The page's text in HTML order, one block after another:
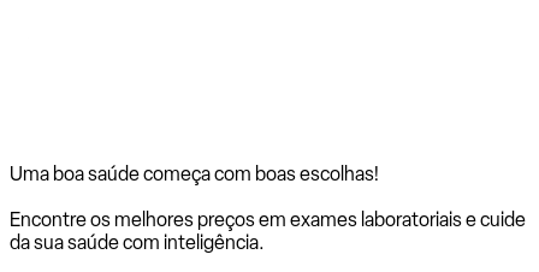
Uma boa saúde começa com boas escolhas!
Encontre os melhores preços em exames laboratoriais e cuide
da sua saúde com inteligência.